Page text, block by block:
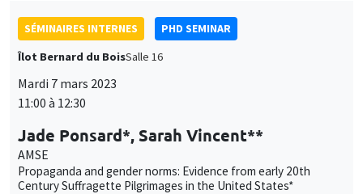
SÉMINAIRES INTERNES
PHD SEMINAR
Îlot Bernard du BoisSalle 16
Mardi 7 mars 2023
11:00 à 12:30
Jade Ponsard*, Sarah Vincent**
AMSE
Propaganda and gender norms: Evidence from early 20th
Century Suffragette Pilgrimages in the United States*